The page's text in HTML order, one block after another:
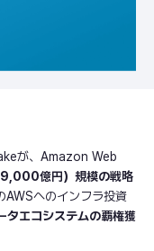
が、Amazon Web
億円）規模の戦略
AWSへのインフラ投資
タエコシステムの覇権獲